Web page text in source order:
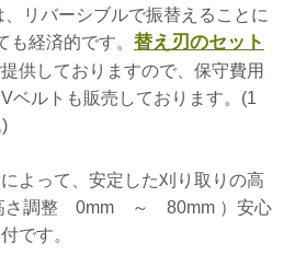
リバーシブルで振替えることに
も経済的です。 替え刃のセット
供しておりますので、保守費用
ベルトも販売しております。(1
よって、安定した刈り取りの高
さ調整 0mm ～ 80mm ）安心
です。